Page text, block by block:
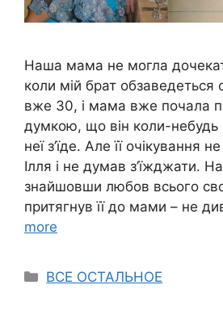
Наша мама не могла
коли мій брат обзаведеться
вже 30, і мама вже почала
думкою, що він коли-небудь
неї з’їде. Але її очікування
Ілля і не думав з’їжджати.
знайшовши любов всього
притягнув її до мами – не
more
Categories
ВСЕ ОСТАЛЬНОЕ